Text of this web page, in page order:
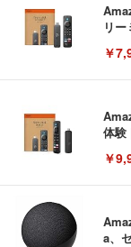
リ
￥
体験
￥
a、